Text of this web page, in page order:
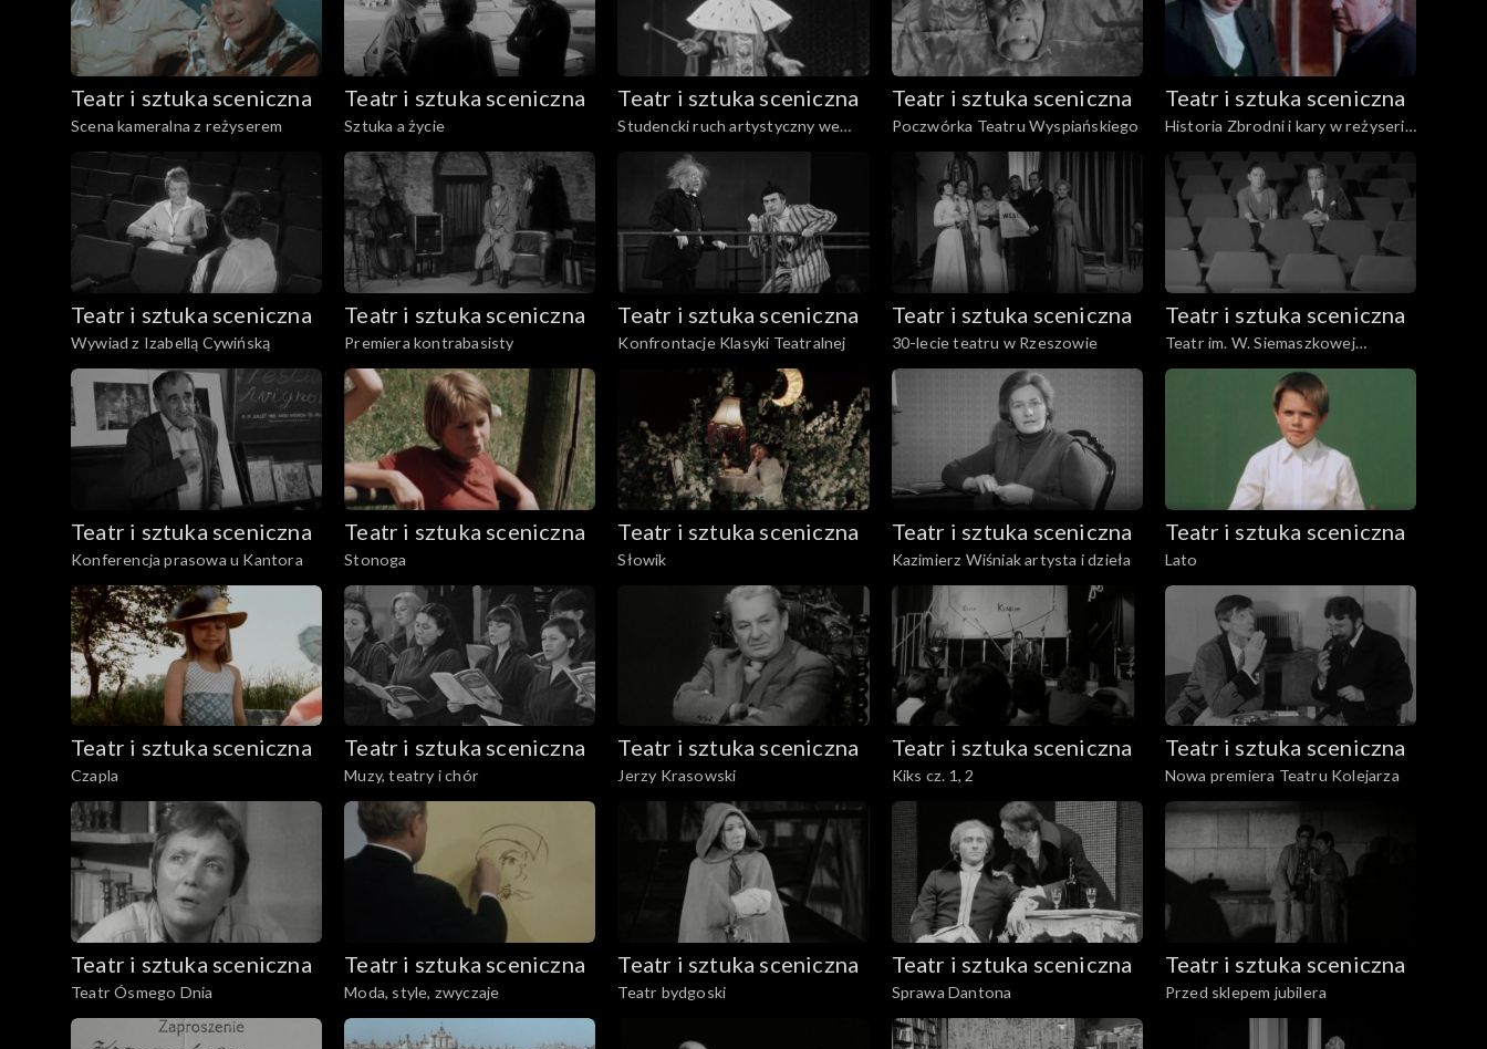
Teatr i sztuka sceniczna
Scena kameralna z reżyserem
Teatr i sztuka sceniczna
Sztuka a życie
Teatr i sztuka sceniczna
Studencki ruch artystyczny we
Wrocławiu
Teatr i sztuka sceniczna
Poczwórka Teatru Wyspiańskiego
Teatr i sztuka sceniczna
Historia Zbrodni i kary w reżyserii
Andrzeja Wajdy
Teatr i sztuka sceniczna
Wywiad z Izabellą Cywińską
Teatr i sztuka sceniczna
Premiera kontrabasisty
Teatr i sztuka sceniczna
Konfrontacje Klasyki Teatralnej
Teatr i sztuka sceniczna
30-lecie teatru w Rzeszowie
Teatr i sztuka sceniczna
Teatr im. W. Siemaszkowej
Rzeszów
Teatr i sztuka sceniczna
Konferencja prasowa u Kantora
Teatr i sztuka sceniczna
Stonoga
Teatr i sztuka sceniczna
Słowik
Teatr i sztuka sceniczna
Kazimierz Wiśniak artysta i dzieła
Teatr i sztuka sceniczna
Lato
Teatr i sztuka sceniczna
Czapla
Teatr i sztuka sceniczna
Muzy, teatry i chór
Teatr i sztuka sceniczna
Jerzy Krasowski
Teatr i sztuka sceniczna
Kiks cz. 1, 2
Teatr i sztuka sceniczna
Nowa premiera Teatru Kolejarza
Teatr i sztuka sceniczna
Teatr Ósmego Dnia
Teatr i sztuka sceniczna
Moda, style, zwyczaje
Teatr i sztuka sceniczna
Teatr bydgoski
Teatr i sztuka sceniczna
Sprawa Dantona
Teatr i sztuka sceniczna
Przed sklepem jubilera